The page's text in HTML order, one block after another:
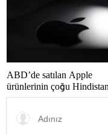
ABD’de satılan Apple
ürünlerinin çoğu
Vietnam’dan gelecek